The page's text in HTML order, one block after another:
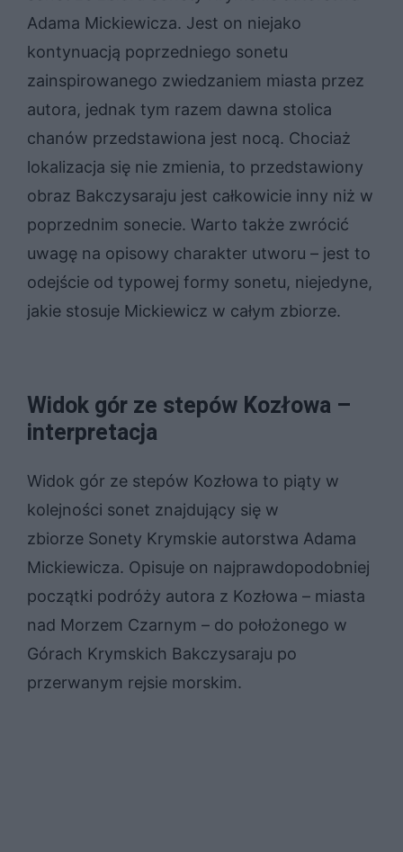
Adama Mickiewicza. Jest on niejako
kontynuacją poprzedniego sonetu
zainspirowanego zwiedzaniem miasta przez
autora, jednak tym razem dawna stolica
chanów przedstawiona jest nocą. Chociaż
lokalizacja się nie zmienia, to przedstawiony
obraz Bakczysaraju jest całkowicie inny niż w
poprzednim sonecie. Warto także zwrócić
uwagę na opisowy charakter utworu – jest to
odejście od typowej formy sonetu, niejedyne,
jakie stosuje Mickiewicz w całym zbiorze.
Widok gór ze stepów Kozłowa –
interpretacja
Widok gór ze stepów Kozłowa to piąty w
kolejności sonet znajdujący się w
zbiorze Sonety Krymskie autorstwa Adama
Mickiewicza. Opisuje on najprawdopodobniej
początki podróży autora z Kozłowa – miasta
nad Morzem Czarnym – do położonego w
Górach Krymskich Bakczysaraju po
przerwanym rejsie morskim.